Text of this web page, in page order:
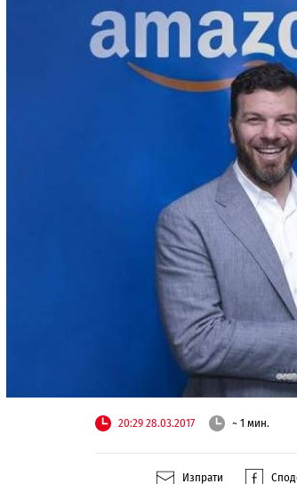
20:29 28.03.2017 ~ 1 мин.
Изпрати